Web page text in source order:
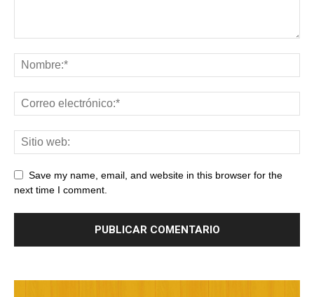
Save my name, email, and website in this browser for the
next time I comment.